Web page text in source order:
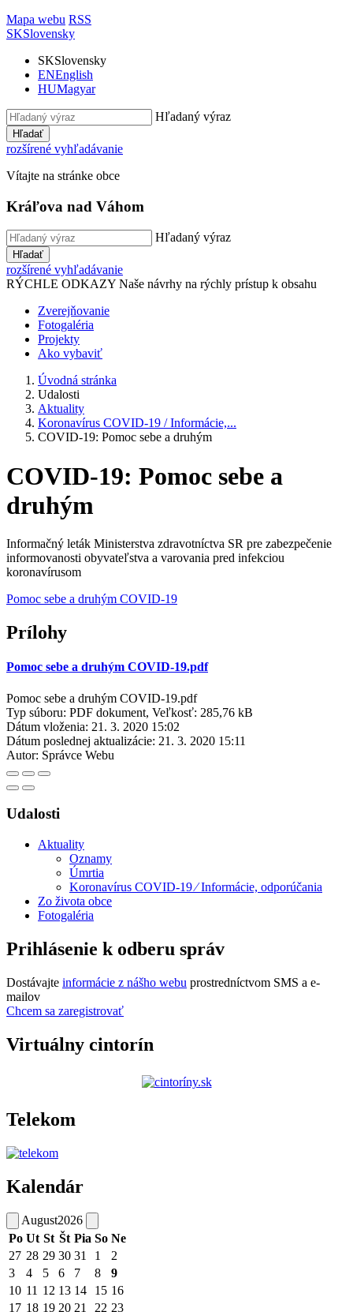
Mapa webu RSS
SKSlovensky
SKSlovensky
ENEnglish
HUMagyar
Hľadaný výraz
Hľadať
rozšírené vyhľadávanie
Vítajte na stránke obce
Kráľova nad Váhom
Hľadaný výraz
Hľadať
rozšírené vyhľadávanie
RÝCHLE ODKAZY Naše návrhy na rýchly prístup k obsahu
Zverejňovanie
Fotogaléria
Projekty
Ako vybaviť
Úvodná stránka
Udalosti
Aktuality
Koronavírus COVID-19 / Informácie,...
COVID-19: Pomoc sebe a druhým
COVID-19: Pomoc sebe a
druhým
Informačný leták Ministerstva zdravotníctva SR pre zabezpečenie
informovanosti obyvateľstva a varovania pred infekciou
koronavírusom
Pomoc sebe a druhým COVID-19
Prílohy
Pomoc sebe a druhým COVID-19.pdf
Pomoc sebe a druhým COVID-19.pdf
Typ súboru: PDF dokument, Veľkosť: 285,76 kB
Dátum vloženia: 21. 3. 2020 15:02
Dátum poslednej aktualizácie: 21. 3. 2020 15:11
Autor: Správce Webu
Udalosti
Aktuality
Oznamy
Úmrtia
Koronavírus COVID-19 ⁄ Informácie, odporúčania
Zo života obce
Fotogaléria
Prihlásenie k odberu správ
Dostávajte informácie z nášho webu prostredníctvom SMS a e-
mailov
Chcem sa zaregistrovať
Virtuálny cintorín
Telekom
Kalendár
August2026
Po Ut St Št Pia So Ne
27 28 29 30 31 1
2
3
4 5 6 7 8
9
10 11 12 13 14 15 16
17 18 19 20 21 22 23